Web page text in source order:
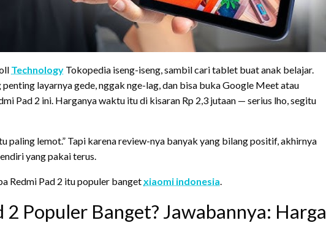
Technology Tokopedia iseng-iseng, sambil cari tablet buat anak belajar.
layarnya gede, nggak nge-lag, dan bisa buka Google Meet atau
Pad 2 ini. Harganya waktu itu di kisaran Rp 2,3 jutaan — serius lho, segitu
paling lemot.” Tapi karena review-nya banyak yang bilang positif, akhirnya
yang pakai terus.
Redmi Pad 2 itu populer bangetxiaomi indonesia.
2 Populer Banget? Jawabannya: Harga